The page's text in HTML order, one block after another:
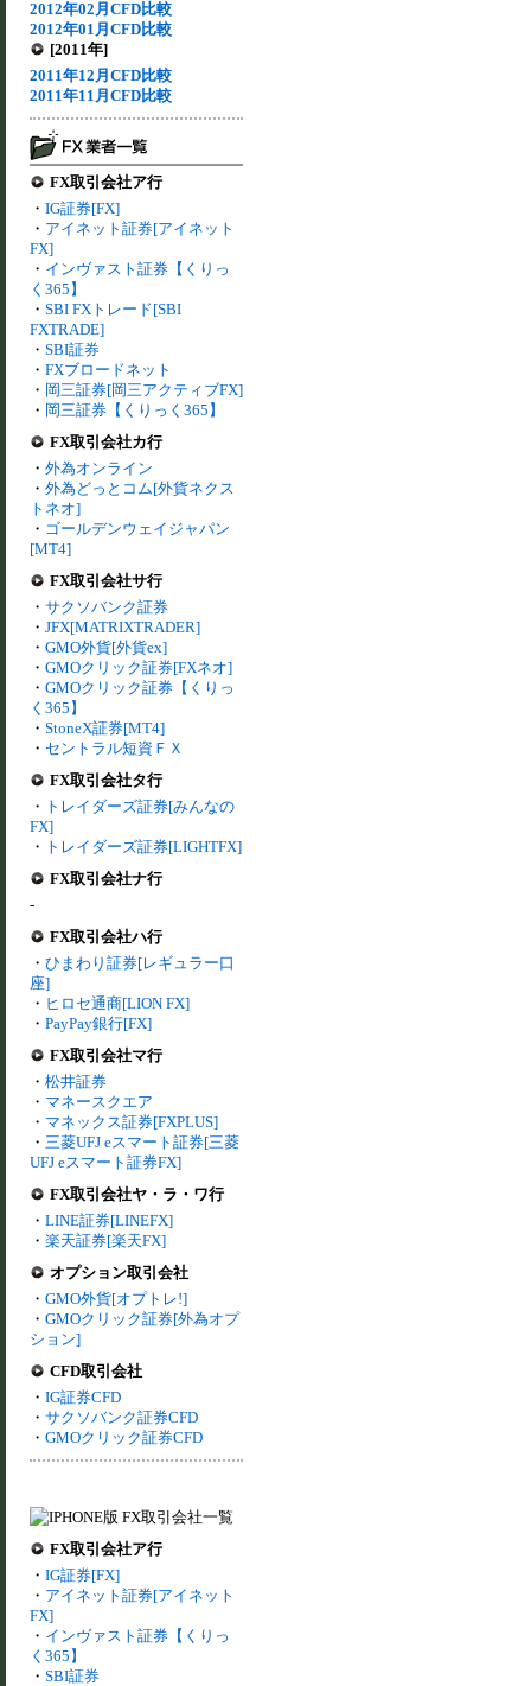
2012年02月CFD比較
2012年01月CFD比較
[2011年]
2011年12月CFD比較
2011年11月CFD比較
FX取引会社ア行
・ IG証券[FX]
・ アイネット証券[アイネット
FX]
・ インヴァスト証券【くりっ
く365】
・ SBI FXトレード[SBI
FXTRADE]
・ SBI証券
・ FXブロードネット
・ 岡三証券[岡三アクティブFX]
・ 岡三証券【くりっく365】
FX取引会社カ行
・ 外為オンライン
・ 外為どっとコム[外貨ネクス
トネオ]
・ ゴールデンウェイジャパン
[MT4]
FX取引会社サ行
・ サクソバンク証券
・ JFX[MATRIXTRADER]
・ GMO外貨[外貨ex]
・ GMOクリック証券[FXネオ]
・ GMOクリック証券【くりっ
く365】
・ StoneX証券[MT4]
・ セントラル短資ＦＸ
FX取引会社タ行
・ トレイダーズ証券[みんなの
FX]
・ トレイダーズ証券[LIGHTFX]
FX取引会社ナ行
-
FX取引会社ハ行
・ ひまわり証券[レギュラー口
座]
・ ヒロセ通商[LION FX]
・ PayPay銀行[FX]
FX取引会社マ行
・ 松井証券
・ マネースクエア
・ マネックス証券[FXPLUS]
・ 三菱UFJ eスマート証券[三菱
UFJ eスマート証券FX]
FX取引会社ヤ・ラ・ワ行
・ LINE証券[LINEFX]
・ 楽天証券[楽天FX]
オプション取引会社
・ GMO外貨[オプトレ!]
・ GMOクリック証券[外為オプ
ション]
CFD取引会社
・ IG証券CFD
・ サクソバンク証券CFD
・ GMOクリック証券CFD
FX取引会社ア行
・ IG証券[FX]
・ アイネット証券[アイネット
FX]
・ インヴァスト証券【くりっ
く365】
・ SBI証券